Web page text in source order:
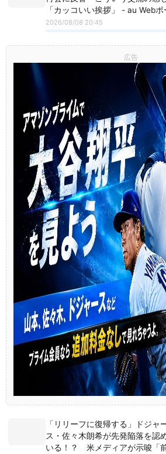
「カッコいい挨拶」 - au Web
2026/08/08 20:45
広告
「リリーフに復帰する」ドジャ
ス・佐々木朗希が先発陥落を認
いる！？ 米メディアが示唆「